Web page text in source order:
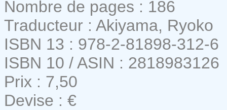
Nombre de pages : 186
Traducteur : Akiyama, Ryoko
ISBN 13 : 978-2-81898-312-6
ISBN 10 / ASIN : 2818983126
Prix : 7,50
Devise : €